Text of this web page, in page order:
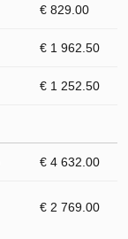
€ 829.00
€ 1 962.50
€ 1 252.50
€ 4 632.00
€ 2 769.00